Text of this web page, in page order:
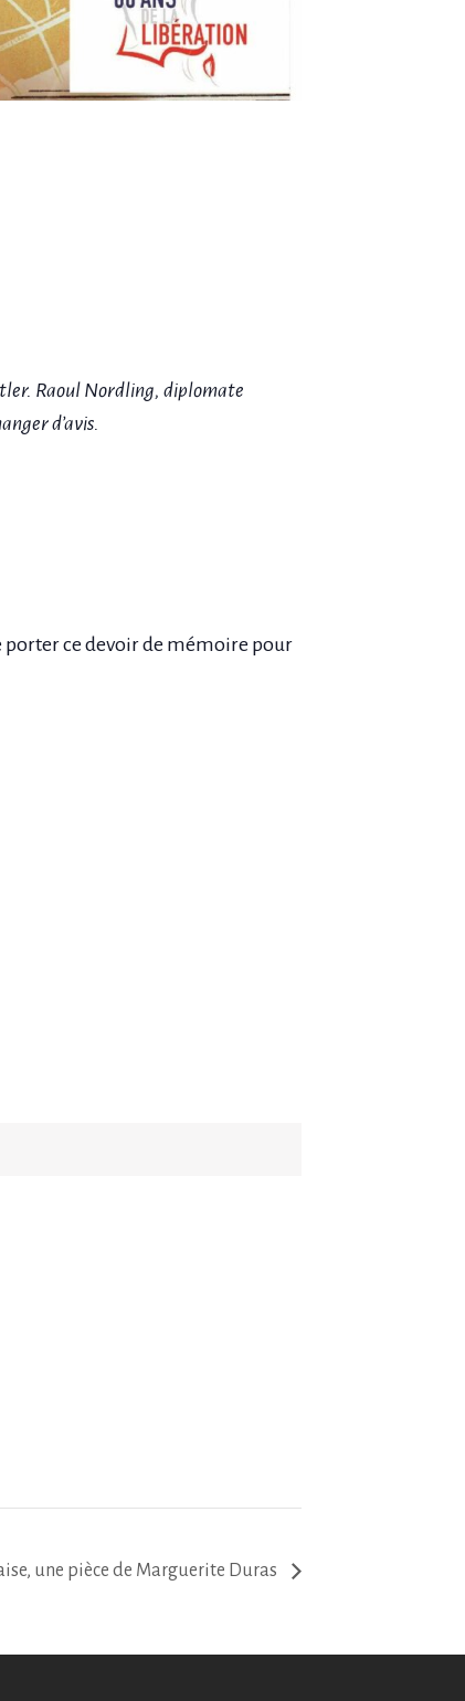
Raoul Nordling, diplomate
d’avis.
porter ce devoir de mémoire pour
une pièce de Marguerite Duras